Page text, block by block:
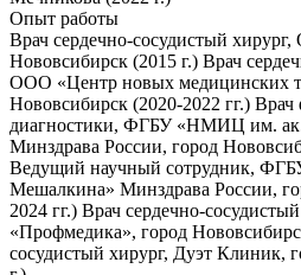
Опыт работы
Врач сердечно-сосудистый
Нововсибирск (2015 г.) Врач
ООО «Центр новых медицинских
Нововсибирск (2020-2022 гг.)
диагностики, ФГБУ «НМИЦ им.
Минздрава России, город
Ведущий научный сотрудник,
Мешалкина» Минздрава России,
2024 гг.) Врач сердечно-
«Профмедика», город
сосудистый хирург, Дуэт Клиник,